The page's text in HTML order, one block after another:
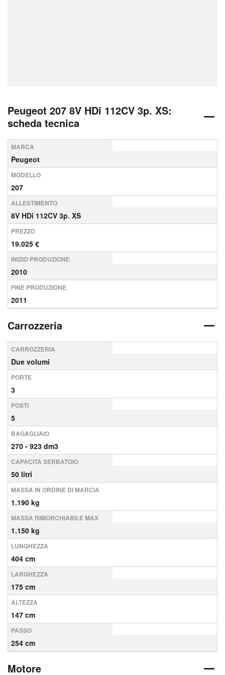
Peugeot 207 8V HDi 112CV 3p. XS:
scheda tecnica
MARCA
Peugeot
MODELLO
207
ALLESTIMENTO
8V HDi 112CV 3p. XS
PREZZO
19.025 €
INIZIO PRODUZIONE
2010
FINE PRODUZIONE
2011
Carrozzeria
CARROZZERIA
Due volumi
PORTE
3
POSTI
5
BAGAGLIAIO
270 - 923 dm3
CAPACITÀ SERBATOIO
50 litri
MASSA IN ORDINE DI MARCIA
1.190 kg
MASSA RIMORCHIABILE MAX
1.150 kg
LUNGHEZZA
404 cm
LARGHEZZA
175 cm
ALTEZZA
147 cm
PASSO
254 cm
Motore